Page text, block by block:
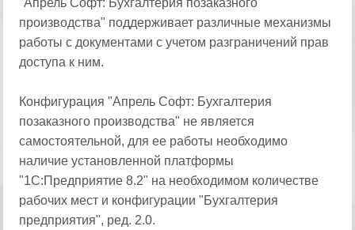
"Апрель Софт: Бухгалтерия позаказного
производства" поддерживает различные механизмы
работы с документами с учетом разграничений прав
доступа к ним.
Конфигурация "Апрель Софт: Бухгалтерия
позаказного производства" не является
самостоятельной, для ее работы необходимо
наличие установленной платформы
"1С:Предприятие 8.2" на необходимом количестве
рабочих мест и конфигурации "Бухгалтерия
предприятия", ред. 2.0.